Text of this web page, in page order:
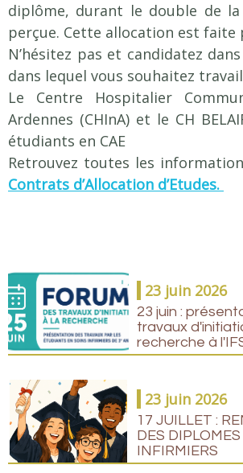
Admissions
Admission formation infirmière
ADMISSION FORMATION AIDE-
Résultats
Actualités
Offres d'emploi
diplôme, durant le double de la
perçue. Cette allocation est faite
N’hésitez pas et candidatez
dans lequel vous souhaitez
Le Centre Hospitalier
Ardennes (CHInA) et le CH
étudiants en CAE
Retrouvez toutes les
Contrats d’Allocation d’Etudes.
23 juin 2026
23 juin :
travaux
recherche à
23 juin 2026
17 JUILLET :
DES
INFIRMIERS